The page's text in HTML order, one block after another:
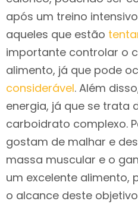
após um treino
aqueles que estão
importante controlar o
alimento, já que pode
considerável. Além
energia, já que se trata
carboidrato complexo.
gostam de malhar e
massa muscular e o
um excelente alimento,
o alcance deste